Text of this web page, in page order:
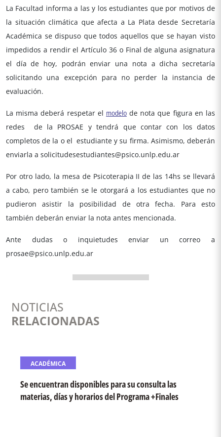
La Facultad informa a las y los estudiantes que por motivos de
la situación climática que afecta a La Plata desde Secretaría
Académica se dispuso quetodos aquellos que se hayan visto
impedidos a rendir el Artículo 36 o Final de alguna asignatura
el día de hoy, podrán enviar una nota a dicha secretaría
solicitando una excepción para no perder la instancia de
evaluación.
La misma deberá respetar el modelode nota que figura en las
redes de la PROSAE y tendrá que contar con los datos
completos de la o el estudiante y su firma. Asimismo, deberán
enviarla a solicitudesestudiantes@psico.unlp.edu.ar
Por otro lado, la mesa de Psicoterapia II de las 14hs se llevará
a cabo, pero también se le otorgará a los estudiantes que no
pudieron asistir la posibilidad de otra fecha. Para esto
también deberán enviar la nota antes mencionada.
Ante dudas o inquietudes enviar un correo a
prosae@psico.unlp.edu.ar
NOTICIAS
RELACIONADAS
ACADÉMICA
Se encuentran disponibles para su consulta las
materias, días y horarios del Programa +Finales